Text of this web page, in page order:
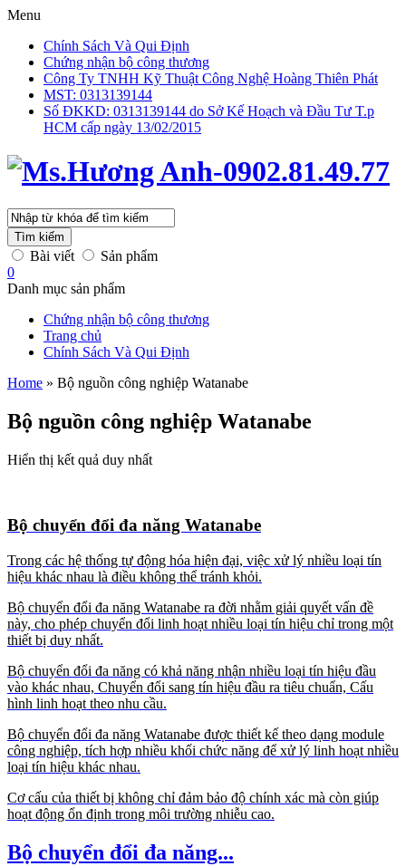
Menu
Chính Sách Và Qui Định
Chứng nhận bộ công thương
Công Ty TNHH Kỹ Thuật Công Nghệ Hoàng Thiên Phát
MST: 0313139144
Số ĐKKD: 0313139144 do Sở Kế Hoạch và Đầu Tư T.p
HCM cấp ngày 13/02/2015
Tìm kiếm
Bài viết
Sản phẩm
0
Danh mục sản phẩm
Chứng nhận bộ công thương
Trang chủ
Chính Sách Và Qui Định
Home » Bộ nguồn công nghiệp Watanabe
Bộ nguồn công nghiệp Watanabe
Hiển thị kết quả duy nhất
Bộ chuyển đổi đa năng Watanabe
Trong các hệ thống tự động hóa hiện đại, việc xử lý nhiều loại tín
hiệu khác nhau là điều không thể tránh khỏi.
Bộ chuyển đổi đa năng Watanabe ra đời nhằm giải quyết vấn đề
này, cho phép chuyển đổi linh hoạt nhiều loại tín hiệu chỉ trong một
thiết bị duy nhất.
Bộ chuyển đổi đa năng có khả năng nhận nhiều loại tín hiệu đầu
vào khác nhau, Chuyển đổi sang tín hiệu đầu ra tiêu chuẩn, Cấu
hình linh hoạt theo nhu cầu.
Bộ chuyển đổi đa năng Watanabe được thiết kế theo dạng module
công nghiệp, tích hợp nhiều khối chức năng để xử lý linh hoạt nhiều
loại tín hiệu khác nhau.
Cơ cấu của thiết bị không chỉ đảm bảo độ chính xác mà còn giúp
hoạt động ổn định trong môi trường nhiễu cao.
Bộ chuyển đổi đa năng...